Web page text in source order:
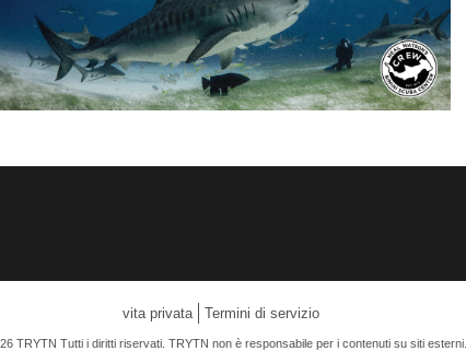
vita privata Termini di servizio
TRYTN Tutti i diritti riservati. TRYTN non è responsabile per i contenuti su siti esterni.